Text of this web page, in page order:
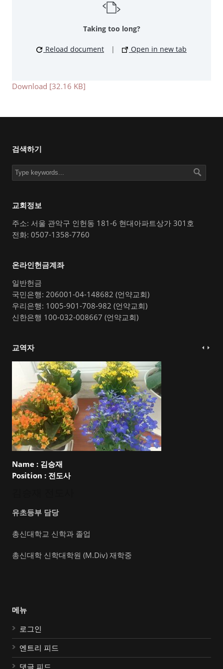
Taking too long?
Reload document | Open in new tab
Download [32.16 KB]
검색하기
교회정보
주소: 서울 관악구 인헌동 181-6 현대아파트상가 301호
전화: 0507-1358-7760
온라인헌금계좌
일반헌금
국민은행: 206001-04-148682 (언약교회)
우리은행: 1005-901-708-982 (언약교회)
신한은행 100-032-008667 (언약교회)
교역자
Name : 김승재
Position : 전도사
유초등부 담당
총신대학교 신학과 졸업
총신대학 신학대학원 (M.Div) 재학중
메뉴
로그인
엔트리 피드
댓글 피드